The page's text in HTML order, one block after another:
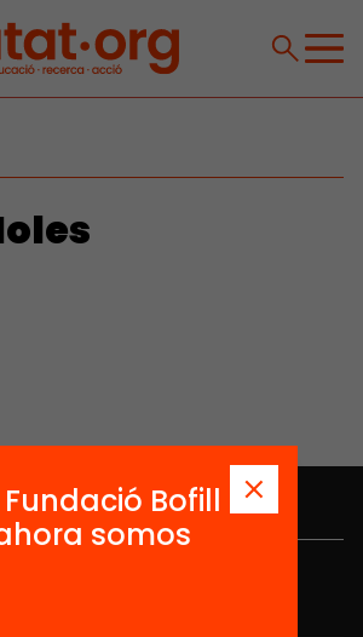
iniciativas y proyectos para
Fundació Bofill
somos